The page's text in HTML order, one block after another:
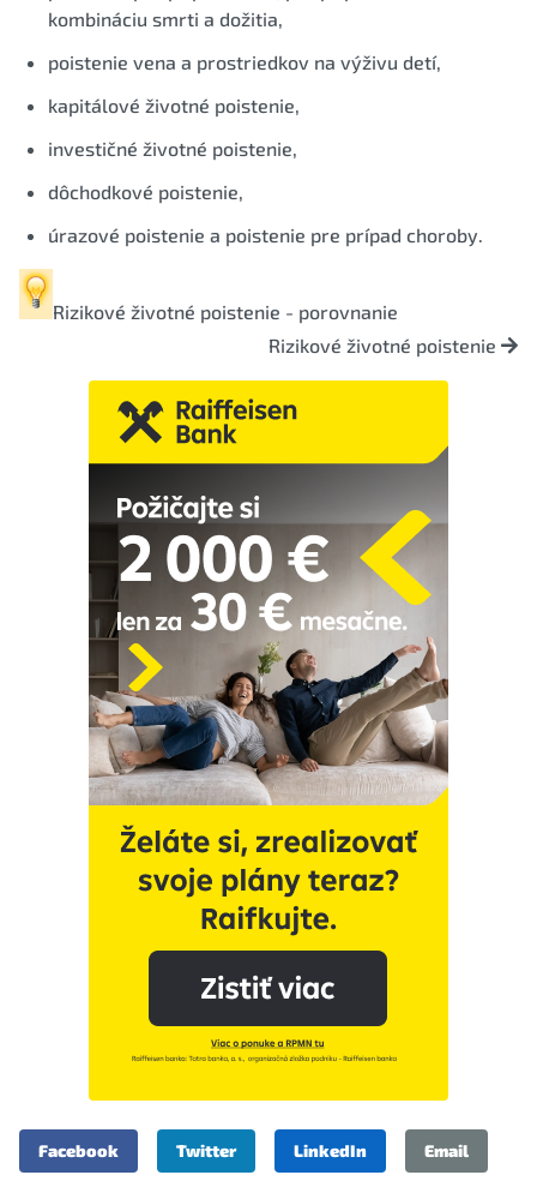
kombináciu smrti a dožitia,
poistenie vena a prostriedkov na výživu detí,
kapitálové životné poistenie,
investičné životné poistenie,
dôchodkové poistenie,
úrazové poistenie a poistenie pre prípad choroby.
Rizikové životné poistenie - porovnanie
Rizikové životné poistenie
Facebook Twitter LinkedIn Email